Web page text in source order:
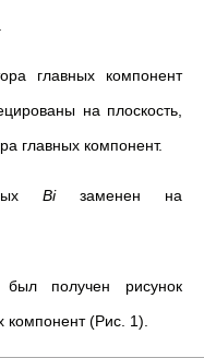
главных компонент
на плоскость,
главных компонент.
Biзаменен на
получен рисунок
компонент (Рис. 1).